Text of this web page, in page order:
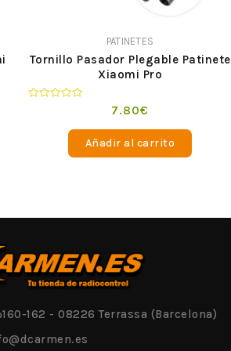
PATINETES
Tornillo Pasador Plegable Patinete
Xiaomi Pro
7.80€
Añadir al carrito
162 - 08226 Terrassa (Barcelona)